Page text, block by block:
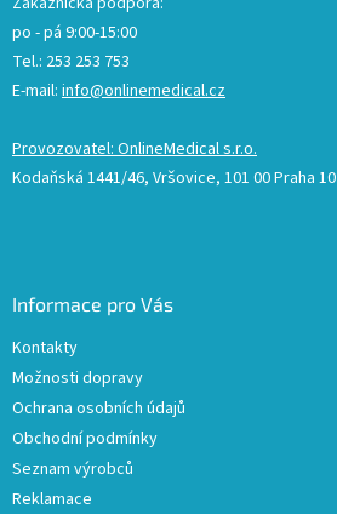
po - pá 9:00-15:00
Tel.: 253 253 753
E-mail: info@onlinemedical.cz
Provozovatel: OnlineMedical s.r.o.
Kodaňská 1441/46, Vršovice, 101 00 Praha 10
Informace pro Vás
Kontakty
Možnosti dopravy
Ochrana osobních údajů
Obchodní podmínky
Seznam výrobců
Reklamace